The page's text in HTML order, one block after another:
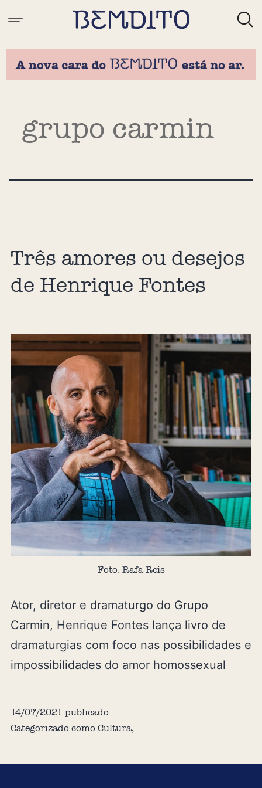
grupo carmin
Três amores ou desejos
de Henrique Fontes
Foto: Rafa Reis
Ator, diretor e dramaturgo do Grupo
Carmin, Henrique Fontes lança livro de
dramaturgias com foco nas possibilidades e
impossibilidades do amor homossexual
14/07/2021 publicado
Categorizado como Cultura,